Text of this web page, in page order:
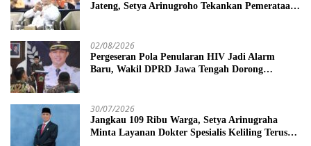
Jateng, Setya Arinugroho Tekankan Pemerataan
02/08/2026
Pergeseran Pola Penularan HIV Jadi Alarm
Baru, Wakil DPRD Jawa Tengah Dorong
30/07/2026
Jangkau 109 Ribu Warga, Setya Arinugraha
Minta Layanan Dokter Spesialis Keliling Terus